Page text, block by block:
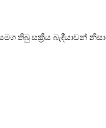
තිබු සක්‍රීය බැඳීයාවන්